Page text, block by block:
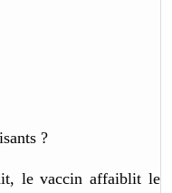
?
le vaccin affaiblit